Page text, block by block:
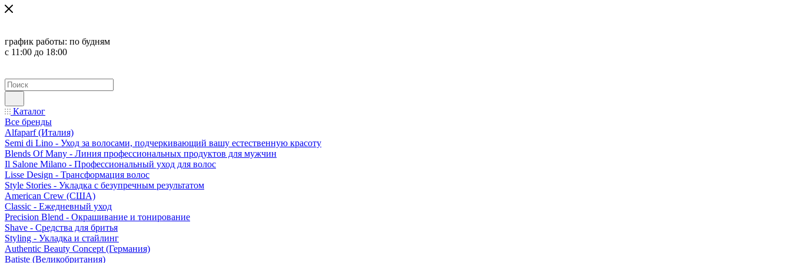
график работы: по будням
с 11:00 до 18:00
Каталог
Все бренды
Alfaparf (Италия)
Semi di Lino - Уход за волосами, подчеркивающий вашу естественную красоту
Blends Of Many - Линия профессиональных продуктов для мужчин
Il Salone Milano - Профессиональный уход для волос
Lisse Design - Трансформация волос
Style Stories - Укладка с безупречным результатом
American Crew (США)
Classic - Ежедневный уход
Precision Blend - Окрашивание и тонирование
Shave - Средства для бритья
Styling - Укладка и стайлинг
Authentic Beauty Concept (Германия)
Batiste (Великобритания)